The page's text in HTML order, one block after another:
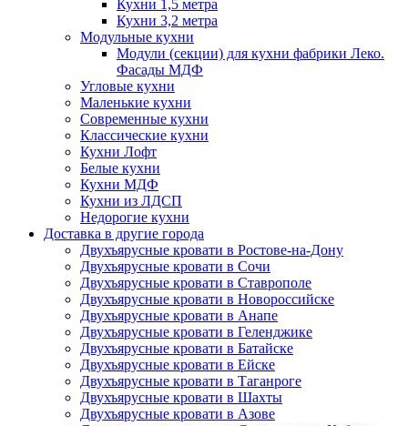
Кухни 1,5 метра
Кухни 3,2 метра
Модульные кухни
Модули (секции) для кухни фабрики Леко.
Фасады МДФ
Угловые кухни
Маленькие кухни
Современные кухни
Классические кухни
Кухни Лофт
Белые кухни
Кухни МДФ
Кухни из ЛДСП
Недорогие кухни
Доставка в другие города
Двухъярусные кровати в Ростове-на-Дону
Двухъярусные кровати в Сочи
Двухъярусные кровати в Ставрополе
Двухъярусные кровати в Новороссийске
Двухъярусные кровати в Анапе
Двухъярусные кровати в Геленджике
Двухъярусные кровати в Батайске
Двухъярусные кровати в Ейске
Двухъярусные кровати в Таганроге
Двухъярусные кровати в Шахты
Двухъярусные кровати в Азове